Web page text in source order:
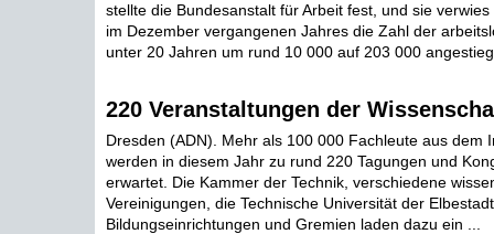
stellte die Bundesanstalt für Arbeit fest, und sie
im Dezember vergangenen Jahres die Zahl der
unter 20 Jahren um rund 10 000 auf 203 000
220 Veranstaltungen der
Dresden (ADN). Mehr als 100 000 Fachleute aus dem
werden in diesem Jahr zu rund 220 Tagungen und
erwartet. Die Kammer der Technik, verschiedene
Vereinigungen, die Technische Universität der
Bildungseinrichtungen und Gremien laden dazu ein ...